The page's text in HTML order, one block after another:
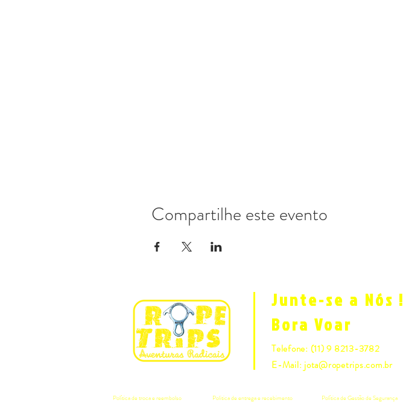
Compartilhe este evento
Telefone: (11) 9 8213-3782
E-Mail: jota@ropetrips.com.br
Junte-se a Nós !
Bora Voar
Política de troca e reembolso Politica de entrega e recebimento Política de Gestão de Segurança